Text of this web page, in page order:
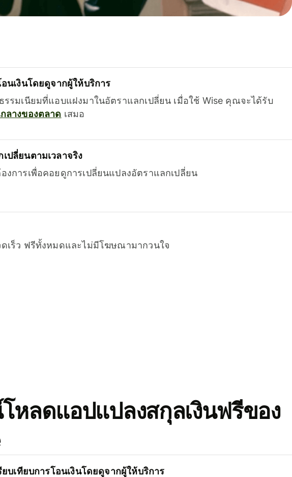
อนเงินโดยดูจากผู้ให้บริการ
รรมเนียมที่แอบแฝงมาในอัตราแลกเปลี่ยน เมื่อใช้ Wise คุณจะได้รับ
ลางของตลาด เสมอ
ปลี่ยนตามเวลาจริง
งการเพื่อคอยดูการเปลี่ยนแปลงอัตราแลกเปลี่ยน
เร็ว ฟรีทั้งหมดและไม่มีโฆษณามากวนใจ
หลดแอปแปลงสกุลเงินฟรีของ
ยบเทียบการโอนเงินโดยดูจากผู้ให้บริการ